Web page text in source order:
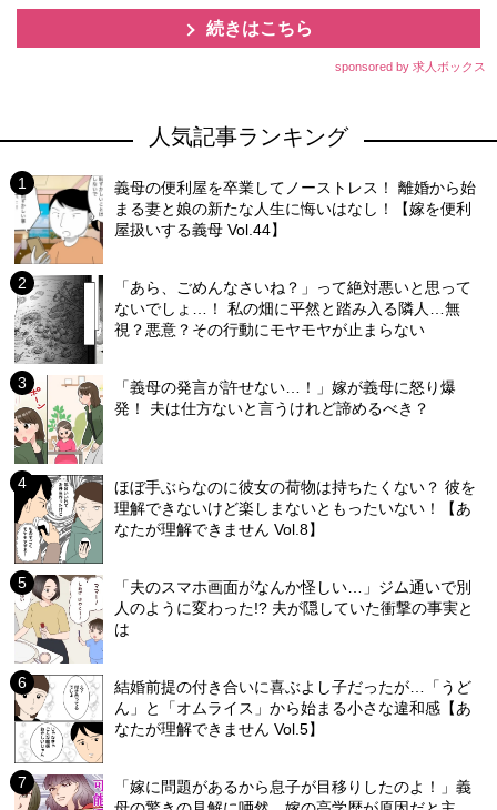
続きはこちら
sponsored by 求人ボックス
人気記事ランキング
義母の便利屋を卒業してノーストレス！ 離婚から始
まる妻と娘の新たな人生に悔いはなし！【嫁を便利
屋扱いする義母 Vol.44】
「あら、ごめんなさいね？」って絶対悪いと思って
ないでしょ…！ 私の畑に平然と踏み入る隣人…無
視？悪意？その行動にモヤモヤが止まらない
「義母の発言が許せない…！」嫁が義母に怒り爆
発！ 夫は仕方ないと言うけれど諦めるべき？
ほぼ手ぶらなのに彼女の荷物は持ちたくない？ 彼を
理解できないけど楽しまないともったいない！【あ
なたが理解できません Vol.8】
「夫のスマホ画面がなんか怪しい…」ジム通いで別
人のように変わった!? 夫が隠していた衝撃の事実と
は
結婚前提の付き合いに喜ぶよし子だったが…「うど
ん」と「オムライス」から始まる小さな違和感【あ
なたが理解できません Vol.5】
「嫁に問題があるから息子が目移りしたのよ！」義